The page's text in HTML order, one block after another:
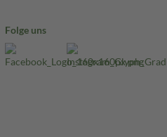
Folge uns